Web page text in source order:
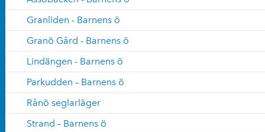
Granliden - Barnens ö
Granö Gård - Barnens ö
Lindängen - Barnens ö
Parkudden – Barnens ö
Rånö seglarläger
Strand – Barnens ö